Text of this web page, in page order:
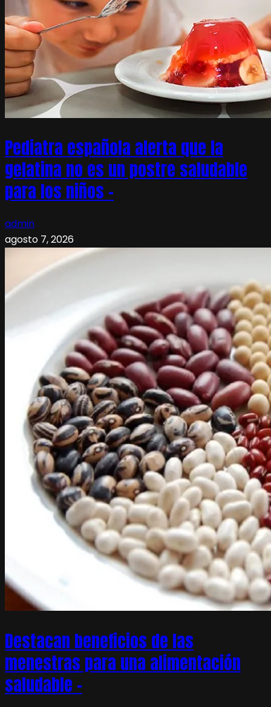
Pediatra española alerta que la
gelatina no es un postre saludable
para los niños –
admin
agosto 7, 2026
Destacan beneficios de las
menestras para una alimentación
saludable –